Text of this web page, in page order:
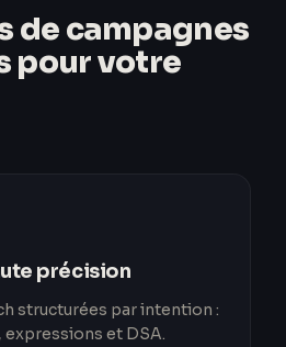
de campagnes
pour votre
précision
structurées par intention :
et DSA.